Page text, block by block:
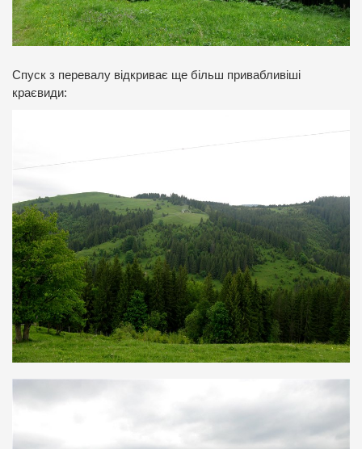
Спуск з перевалу відкриває ще більш привабливіші
краєвиди: